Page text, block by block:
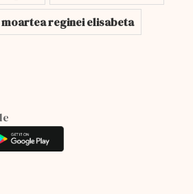
moartea reginei elisabeta